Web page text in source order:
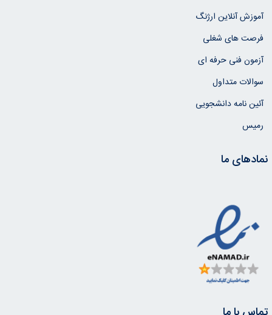
آموزش آنلاین ارژنگ
فرصت های شغلی
آزمون فنی حرفه ای
سوالات متداول
آئین نامه دانشجویی
رمیس
نمادهای ما